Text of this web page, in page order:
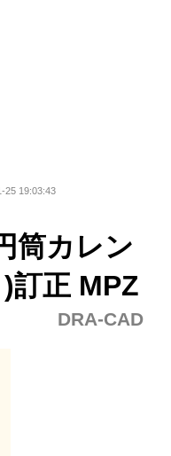
25 19:03:43
筒カレン
訂正 MPZ
DRA-CAD